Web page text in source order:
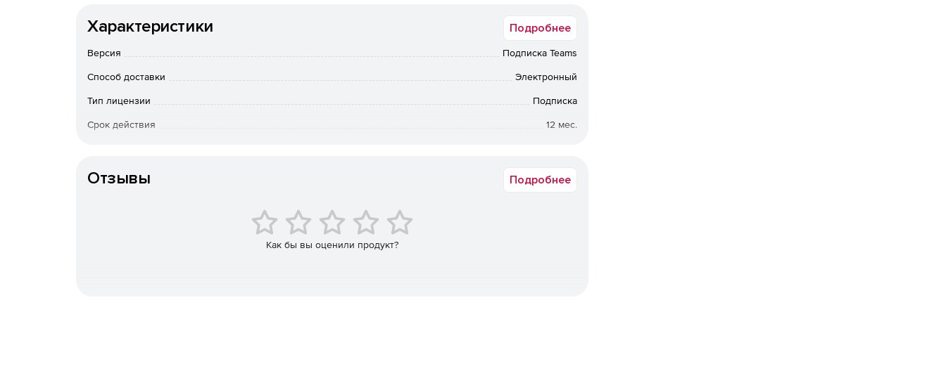
занимают менее 1 Гб памяти видеокарты. Благодаря передовой технологии out-of-core в Redshift все
пользователь не столкнетесь с нехваткой памяти или сбоями.
плагины включены бесплатно со всеми автономными лицензиями Redshift. Redshift поддерживает
Houdini и примитивы объемы и VDB. Плагин Redshift для Blender находится в разработке.
Ведущие студии, которые внедрили Redshift в рабочий пайплайн, включают Technicolor, Polygon Pictures,
Digital Domain, DHX, Rainmaker, Encore Hollywood, Blizzard Entertainment, FX3X, Original Force, Doodle
Характеристики Подробнее
Версия Подписка Teams
Способ доставки Электронный
Тип лицензии Подписка
Срок действия 12 мес.
Отзывы Подробнее
Как бы вы оценили продукт?